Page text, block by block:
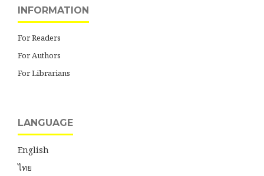
INFORMATION
For Readers
For Authors
For Librarians
LANGUAGE
English
ไทย